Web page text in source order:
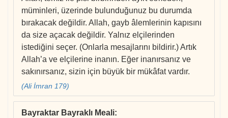
müminleri, üzerinde bulunduğunuz bu durumda
bırakacak değildir. Allah, gayb âlemlerinin kapısını
da size açacak değildir. Yalnız elçilerinden
istediğini seçer. (Onlarla mesajlarını bildirir.) Artık
Allah’a ve elçilerine inanın. Eğer inanırsanız ve
sakınırsanız, sizin için büyük bir mükâfat vardır.
(Ali İmran 179)
Bayraktar Bayraklı Meali: